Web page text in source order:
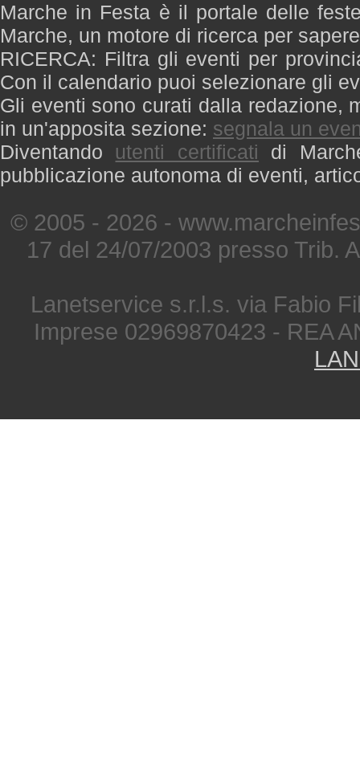
Marche in Festa è il portale delle
Marche, un motore di ricerca per
RICERCA: Filtra gli eventi per
Con il calendario puoi selezionare gli
Gli eventi sono curati dalla redazione,
in un'apposita sezione: segnala un
Diventando utenti certificati di
pubblicazione autonoma di eventi,
© 2005 - 2026 -
17 del 24/07/2003 presso Trib.
Lanetservice s.r.l.s. via Fabio
Imprese 02969870423 - REA